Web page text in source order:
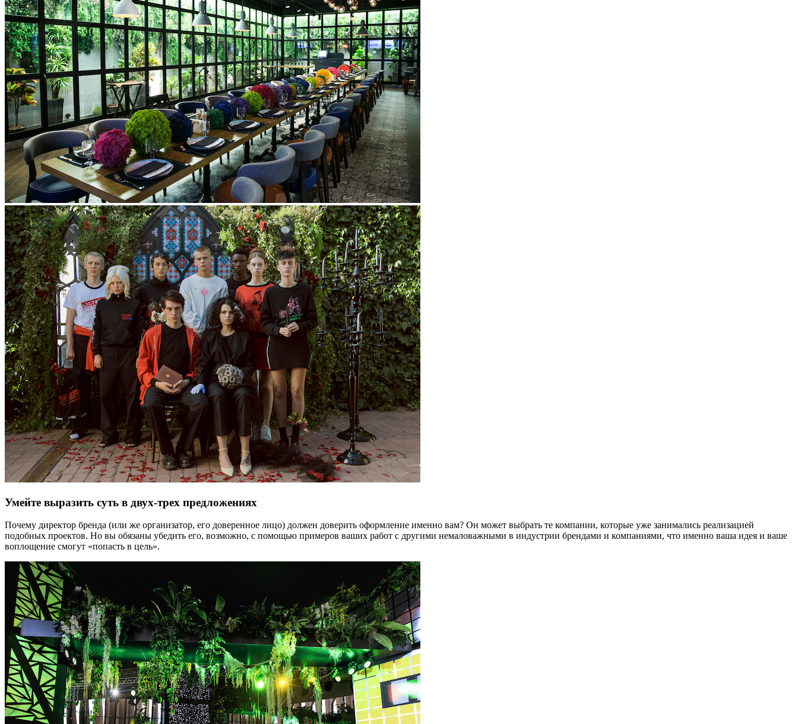
Умейте выразить суть в двух-трех предложениях
Почему директор бренда (или же организатор, его доверенное лицо) должен доверить оформление именно вам? Он может выбрать те компании, которые уже занимались реализацией
подобных проектов. Но вы обязаны убедить его, возможно, с помощью примеров ваших работ с другими немаловажными в индустрии брендами и компаниями, что именно ваша идея и ваше
воплощение смогут «попасть в цель».